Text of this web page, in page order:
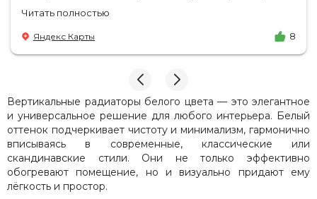
цену. Всегда на связи, на все вопросы есть ответы.
Доставка на удобный день, удобное время! Никаких
замечаний, только бесконечное удовольствие от
взаимодействия с ней. Вот это я понимаю - ЛИЦО
И надеюсь наши чудесные радиаторы будут греть
нас без нареканий холодными московскими зимами
много-много лет) СПАСИБО!!!!
Читать полностью
Яндекс Карты 8
Вертикальные радиаторы белого цвета — это элегантное
и универсальное решение для любого интерьера. Белый
оттенок подчеркивает чистоту и минимализм, гармонично
вписываясь в современные, классические или
скандинавские стили. Они не только эффективно
обогревают помещение, но и визуально придают ему
лёгкость и простор.